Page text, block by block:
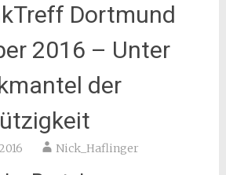
Dortmund
2016 – Unter
der
Nick_Haflinger